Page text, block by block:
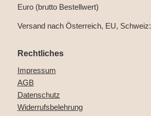
Euro (brutto Bestellwert)
Versand nach Österreich, EU, Schweiz:
Rechtliches
Impressum
AGB
Datenschutz
Widerrufsbelehrung